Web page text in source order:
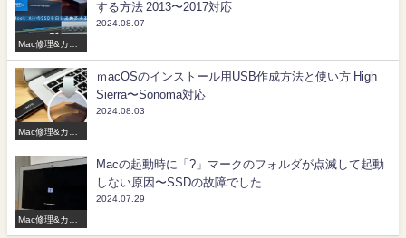
Mac修理&カス
タマイズ
する方法 2013〜2017対応
2024.08.07
Mac修理&カス
タマイズ
ｍacOSのインストール用USB作成方法と使い方 High
Sierra〜Sonoma対応
2024.08.03
Mac修理&カス
タマイズ
Macの起動時に「?」マークのフォルダが点滅して起動
しない原因〜SSDの故障でした
2024.07.29